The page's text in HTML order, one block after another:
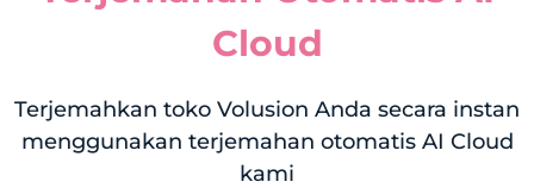
Cloud
Terjemahkan toko Volusion Anda secara instan
menggunakan terjemahan otomatis AI Cloud
kami